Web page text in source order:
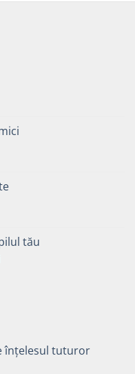
lei.
lei.
lei. tău
înțelesul tuturor